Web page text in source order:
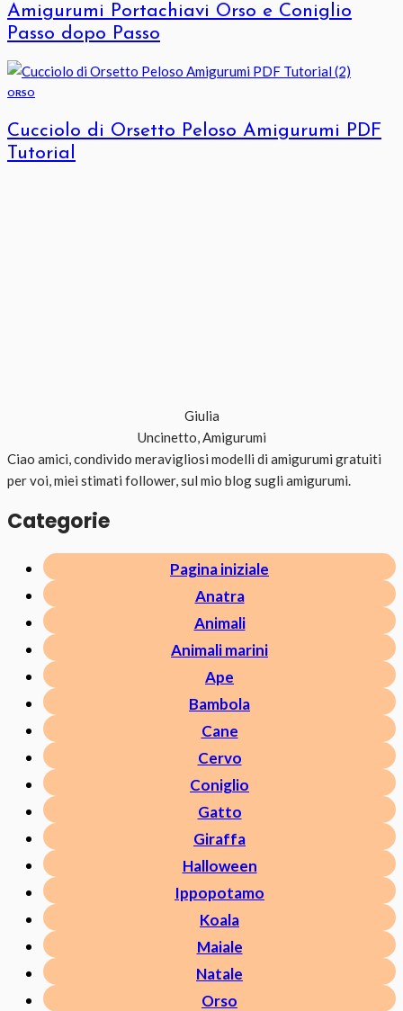
Amigurumi Portachiavi Orso e Coniglio
Passo dopo Passo
ORSO
Cucciolo di Orsetto Peloso Amigurumi PDF
Tutorial
Giulia
Uncinetto, Amigurumi
Ciao amici, condivido meravigliosi modelli di amigurumi gratuiti
per voi, miei stimati follower, sul mio blog sugli amigurumi.
Categorie
Pagina iniziale
Anatra
Animali
Animali marini
Ape
Bambola
Cane
Cervo
Coniglio
Gatto
Giraffa
Halloween
Ippopotamo
Koala
Maiale
Natale
Orso